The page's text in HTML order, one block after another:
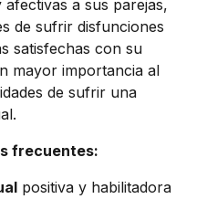
afectivas a sus parejas,
de sufrir disfunciones
satisfechas con su
mayor importancia al
de sufrir una
frecuentes:
positiva y habilitadora